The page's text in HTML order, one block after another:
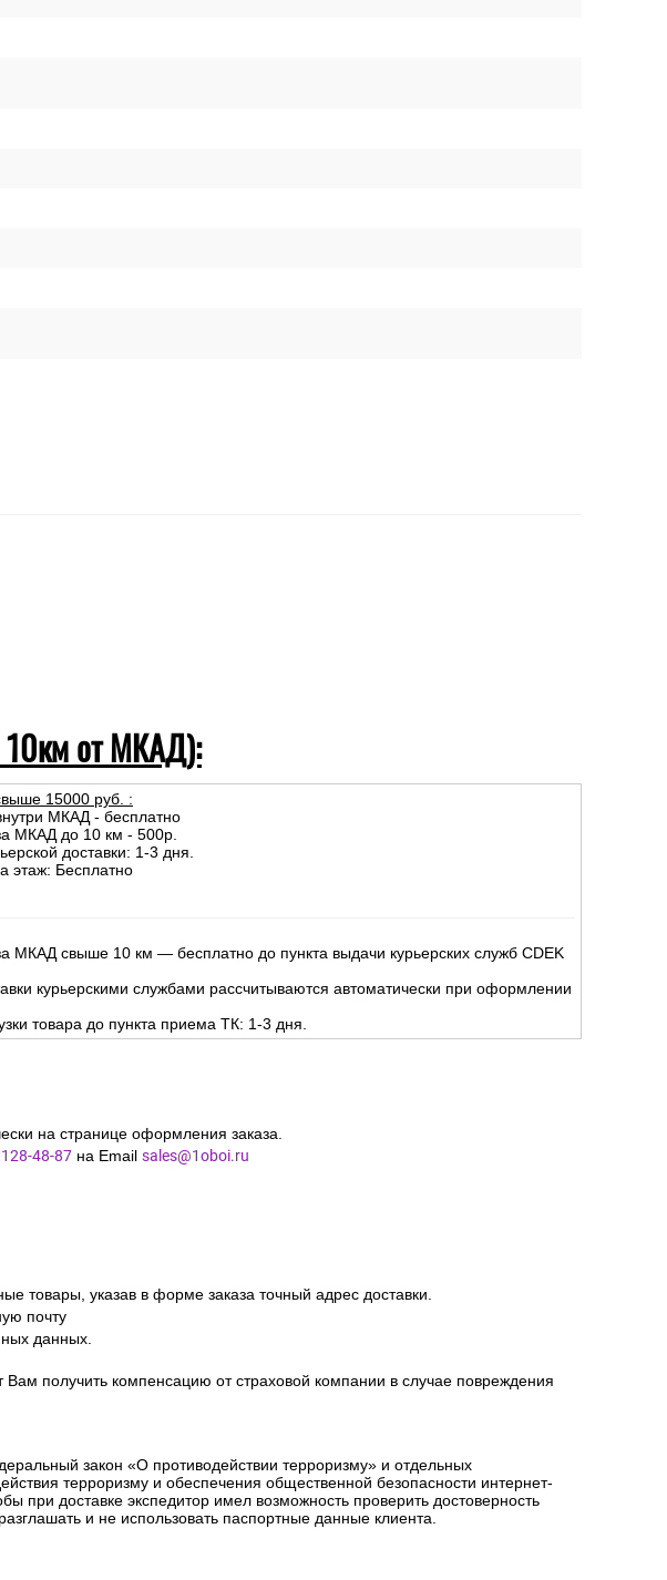
10км от МКАД):
15000 руб. :
МКАД - бесплатно
МКАД до 10 км - 500р.
доставки: 1-3 дня.
этаж: Бесплатно
МКАД свыше 10 км — бесплатно до пункта выдачи курьерских служб CDEK
курьерскими службами рассчитываются автоматически при оформлении
товара до пункта приема ТК: 1-3 дня.
на странице оформления заказа.
48-87 на Email sales@1oboi.ru
товары, указав в форме заказа точный адрес доставки.
почту
данных.
получить компенсацию от страховой компании в случае повреждения
закон «О противодействии терроризму» и отдельных
терроризму и обеспечения общественной безопасности интернет-
при доставке экспедитор имел возможность проверить достоверность
и не использовать паспортные данные клиента.